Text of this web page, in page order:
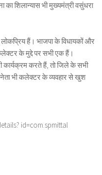
का शिलान्यास भी मुख्यमंत्री वसुंधरा
हैं। भाजपा के विधायकों और
के मुद्दे पर सभी एक हैं।
करते हैं, तो जिले के सभी
नेता भी कलेक्टर के व्यवहार से खुश
id=com.spmittal